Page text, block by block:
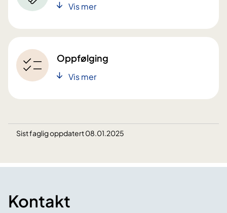
Vis mer
Oppfølging
Vis mer
Sist faglig oppdatert 08.01.2025
Kontakt